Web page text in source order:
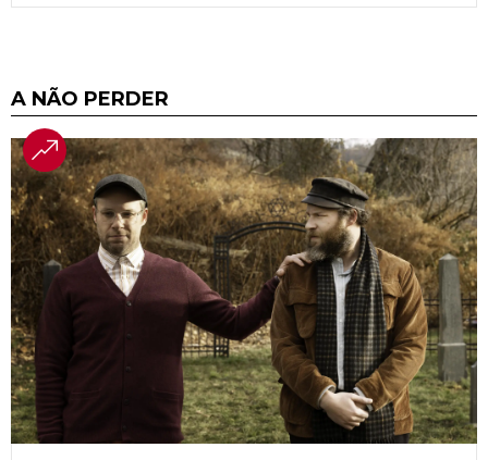
A NÃO PERDER